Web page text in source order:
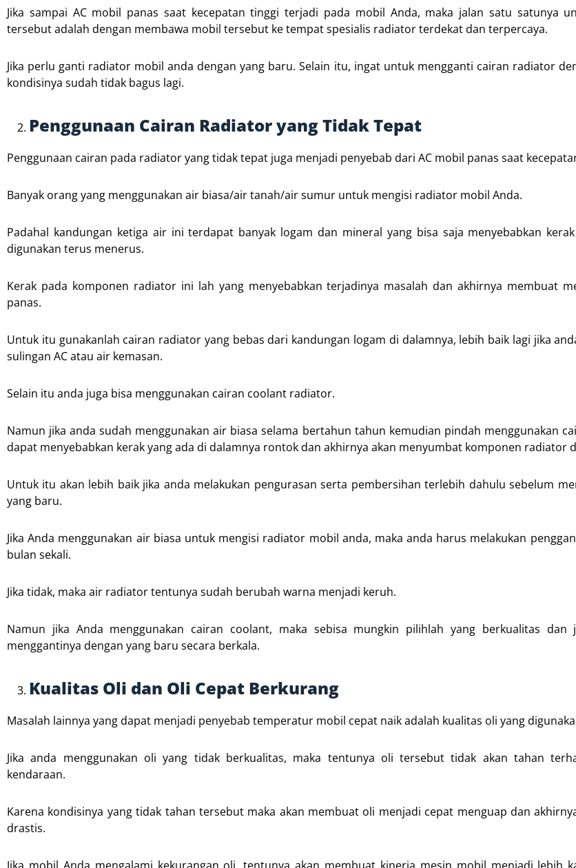
Jika sampai AC mobil panas saat kecepatan tinggi terjadi pada mobil Anda, maka jalan satu satunya
tersebut adalah dengan membawa mobil tersebut ke tempat spesialis radiator terdekat dan terpercaya.
Jika perlu ganti radiator mobil anda dengan yang baru. Selain itu, ingat untuk mengganti cairan radiator
kondisinya sudah tidak bagus lagi.
Penggunaan Cairan Radiator yang Tidak Tepat
Penggunaan cairan pada radiator yang tidak tepat juga menjadi penyebab dari AC mobil panas saat
Banyak orang yang menggunakan air biasa/air tanah/air sumur untuk mengisi radiator mobil Anda.
Padahal kandungan ketiga air ini terdapat banyak logam dan mineral yang bisa saja menyebabkan
digunakan terus menerus.
Kerak pada komponen radiator ini lah yang menyebabkan terjadinya masalah dan akhirnya membuat
panas.
Untuk itu gunakanlah cairan radiator yang bebas dari kandungan logam di dalamnya, lebih baik lagi jika
sulingan AC atau air kemasan.
Selain itu anda juga bisa menggunakan cairan coolant radiator.
Namun jika anda sudah menggunakan air biasa selama bertahun tahun kemudian pindah menggunakan
dapat menyebabkan kerak yang ada di dalamnya rontok dan akhirnya akan menyumbat komponen radiator
Untuk itu akan lebih baik jika anda melakukan pengurasan serta pembersihan terlebih dahulu sebelum
yang baru.
Jika Anda menggunakan air biasa untuk mengisi radiator mobil anda, maka anda harus melakukan
bulan sekali.
Jika tidak, maka air radiator tentunya sudah berubah warna menjadi keruh.
Namun jika Anda menggunakan cairan coolant, maka sebisa mungkin pilihlah yang berkualitas dan
menggantinya dengan yang baru secara berkala.
Kualitas Oli dan Oli Cepat Berkurang
Masalah lainnya yang dapat menjadi penyebab temperatur mobil cepat naik adalah kualitas oli yang
Jika anda menggunakan oli yang tidak berkualitas, maka tentunya oli tersebut tidak akan tahan
kendaraan.
Karena kondisinya yang tidak tahan tersebut maka akan membuat oli menjadi cepat menguap dan
drastis.